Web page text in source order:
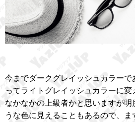
今までダークグレイッシュカラーで
ってライトグレイッシュカラーに変
なかなかの上級者かと思いますが
うな色に見えることもあるので、ま